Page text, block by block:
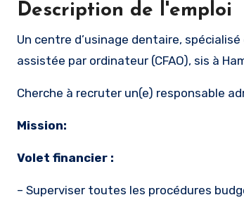
Description de l'emploi
Un centre d’usinage dentaire, spécialisé dans la conception et la fabrication des armatures des prothèses dentaires
assistée par ordinateur (CFAO), sis à
Cherche à recruter un(e) responsable
Mission:
Volet financier :
– Superviser toutes les procédures